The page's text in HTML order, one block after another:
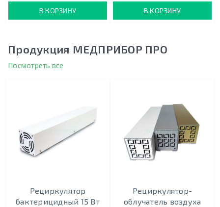
В КОРЗИНУ В КОРЗИНУ
Продукция МЕДПРИБОР ПРО
Посмотреть все
Рециркулятор
бактерицидный 15 Вт
Рециркулятор-
облучатель воздуха